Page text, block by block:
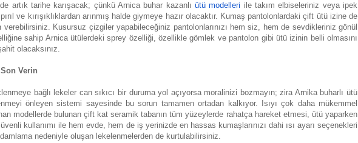
artık tarihe karışacak; çünkü Arnica buhar kazanlı ütü modelleri ile takım elbiseleriniz veya ipek
ve kırışıklıklardan arınmış halde giymeye hazır olacaktır. Kumaş pantolonlardaki çift ütü izine de
Kusursuz çizgiler yapabileceğiniz pantolonlarınızı hem siz, hem de sevdikleriniz gönül
sahip Arnica ütülerdeki sprey özelliği, özellikle gömlek ve pantolon gibi ütü izinin belli olmasını
olacaksınız.
Verin
bağlı lekeler can sıkıcı bir duruma yol açıyorsa moralinizi bozmayın; zira Arnika buharlı ütü
önleyen sistemi sayesinde bu sorun tamamen ortadan kalkıyor. Isıyı çok daha mükemmel
modellerde bulunan çift kat seramik tabanın tüm yüzeylerde rahatça hareket etmesi, ütü yaparken
kullanımı ile hem evde, hem de iş yerinizde en hassas kumaşlarınızı dahi ısı ayarı seçenekleri
nedeniyle oluşan lekelenmelerden de kurtulabilirsiniz.